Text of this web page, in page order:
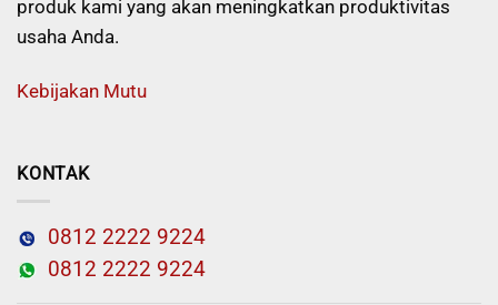
produk kami yang akan meningkatkan produktivitas
usaha Anda.
Kebijakan Mutu
KONTAK
0812 2222 9224
0812 2222 9224